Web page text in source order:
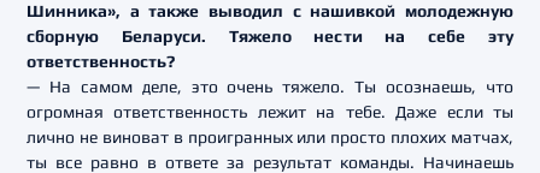
Шинника», а также выводил с нашивкой молодежную
сборную Беларуси. Тяжело нести на себе эту
ответственность?
— На самом деле, это очень тяжело. Ты осознаешь, что
огромная ответственность лежит на тебе. Даже если ты
лично не виноват в проигранных или просто плохих матчах,
ты все равно в ответе за результат команды. Начинаешь